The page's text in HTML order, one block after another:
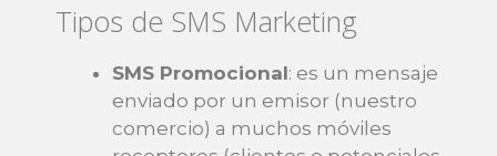
Tipos de SMS Marketing
SMS Promocional: es un mensaje
enviado por un emisor (nuestro
comercio) a muchos móviles